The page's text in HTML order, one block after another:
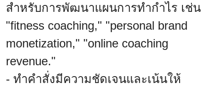
สำหรับการพัฒนาแผนการทำกำไร เช่น
"fitness coaching," "personal brand
monetization," "online coaching
revenue."
- ทำคำสั่งมีความชัดเจนและเน้นให้